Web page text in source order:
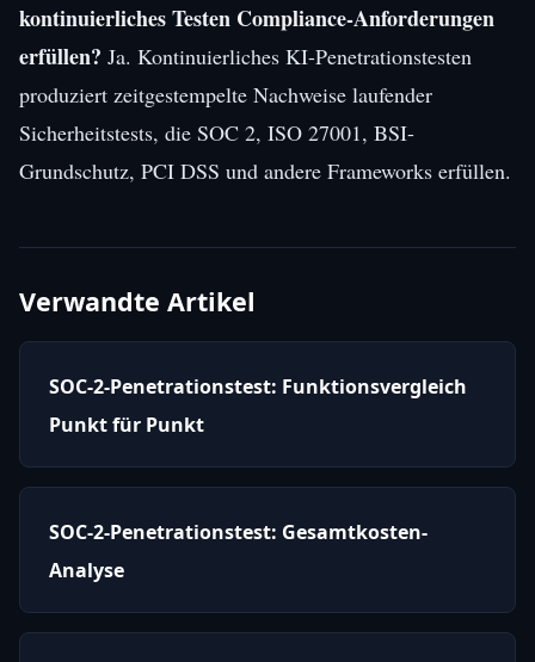
kontinuierliches Testen Compliance-Anforderungen
erfüllen? Ja. Kontinuierliches KI-Penetrationstesten
produziert zeitgestempelte Nachweise laufender
Sicherheitstests, die SOC 2, ISO 27001, BSI-
Grundschutz, PCI DSS und andere Frameworks erfüllen.
Verwandte Artikel
SOC-2-Penetrationstest: Funktionsvergleich
Punkt für Punkt
SOC-2-Penetrationstest: Gesamtkosten-
Analyse